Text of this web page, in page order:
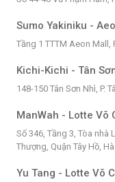
Sumo Yakiniku -
Tầng 1 TTTM Aeon Mall,
Kichi-Kichi - Tân
148-150 Tân Sơn Nhì, P.
ManWah - Lotte Võ
Số 346, Tầng 3, Tòa nhà
Thượng, Quận Tây Hồ,
Yu Tang - Lotte Võ